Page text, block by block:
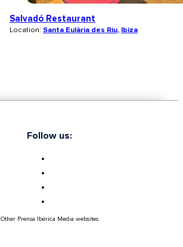
Salvadó Restaurant
Location: Santa Eulària des Riu, Ibiza
Follow us:
Other Prensa Ibérica Media websites